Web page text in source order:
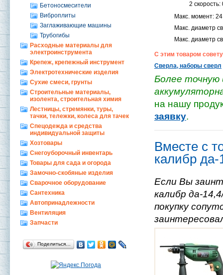
Бетоносмесители
Виброплиты
Заглаживающие машины
Трубогибы
Расходные материалы для
электроинструмента
Крепеж, крепежный инструмент
Электротехнические изделия
Сухие смеси, грунты
Строительные материалы,
изолента, строительная химия
Лестницы, стремянки, туры,
тачки, тележки, колеса для тачек
Спецодежда и средства
индивидуальной защиты
Хозтовары
Снегоуборочный инвентарь
Товары для сада и огорода
Замочно-скобяные изделия
Сварочное оборудование
Сантехника
Автопринадлежности
Вентиляция
Запчасти
Поделиться…
2
Макс. момент:
Макс. диаметр
Макс. диаметр
С этим товаром
Сверла, наборы сверл
Более точную
на нашу
заявку.
Вместе с
калибр
Если Вы
калибр да-
покупку